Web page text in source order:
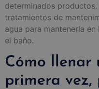
determinados
tratamientos de
agua para mantenerla
el baño.
Cómo llenar
primera vez,